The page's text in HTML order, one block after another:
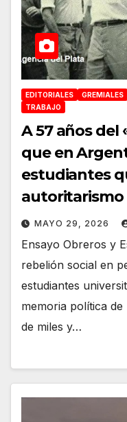
EDITORIALES GREMIALES
TRABAJO
A 57 años del
que en
estudiantes
autoritarismo
MAYO 29, 2026
Ensayo Obreros y
rebelión social en
estudiantes
memoria política
de miles y…